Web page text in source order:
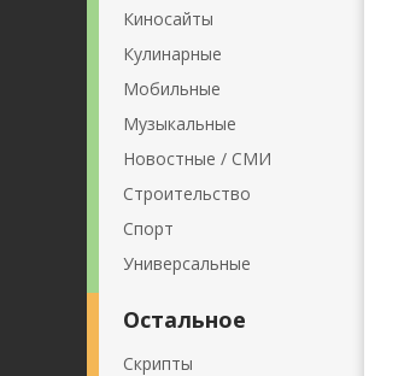
Киносайты
Кулинарные
Мобильные
Музыкальные
Новостные / СМИ
Строительство
Спорт
Универсальные
Остальное
Скрипты